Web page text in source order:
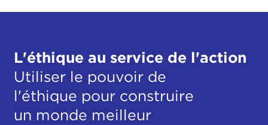
L'éthique au service de l'action
Utiliser le pouvoir de
l'éthique pour construire
un monde meilleur